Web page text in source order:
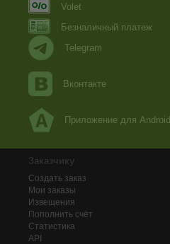
Volet
Безналичный платеж
Telegram
Вконтакте
Приложение для Android
Заказчику
Создать заказ
Мои заказы
Извещения
Пополнить счёт
Статистика
API